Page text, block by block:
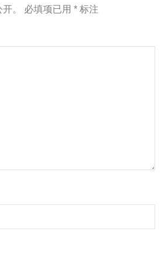
。 必填项已用 * 标注